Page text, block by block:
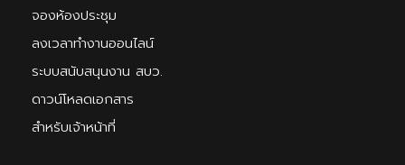
จองห้องประชุม
ลงเวลาทำงานออนไลน์
ระบบสนับสนุนงาน สบว.
ดาวน์โหลดเอกสาร
สำหรับเจ้าหน้าที่